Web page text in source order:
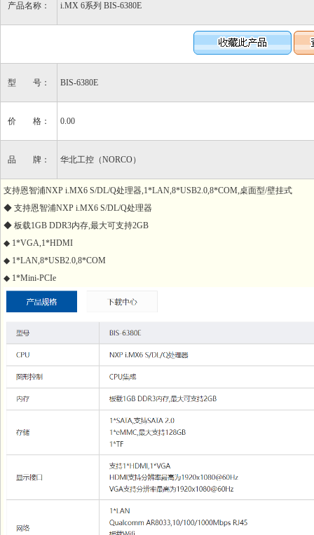
产品名称： i.MX 6系列 BIS-6380E
型 号： BIS-6380E
价 格： 0.00
品 牌： 华北工控（NORCO）
支持恩智浦NXP i.MX6 S/DL/Q处理器,1*LAN,8*USB2.0,8*COM,桌面型/壁挂式
◆ 支持恩智浦NXP i.MX6 S/DL/Q处理器
◆ 板载1GB DDR3内存,最大可支持2GB
◆ 1*VGA,1*HDMI
◆ 1*LAN,8*USB2.0,8*COM
◆ 1*Mini-PCIe